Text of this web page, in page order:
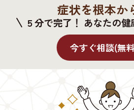
症状を根本か
５分で完了！ あなたの
今すぐ相談(無